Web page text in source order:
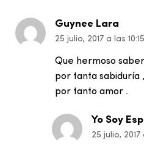
Guynee Lara
25 julio, 2017 a las
Que hermoso
por tanta sabiduría
por tanto amor .
Yo Soy
25 julio,